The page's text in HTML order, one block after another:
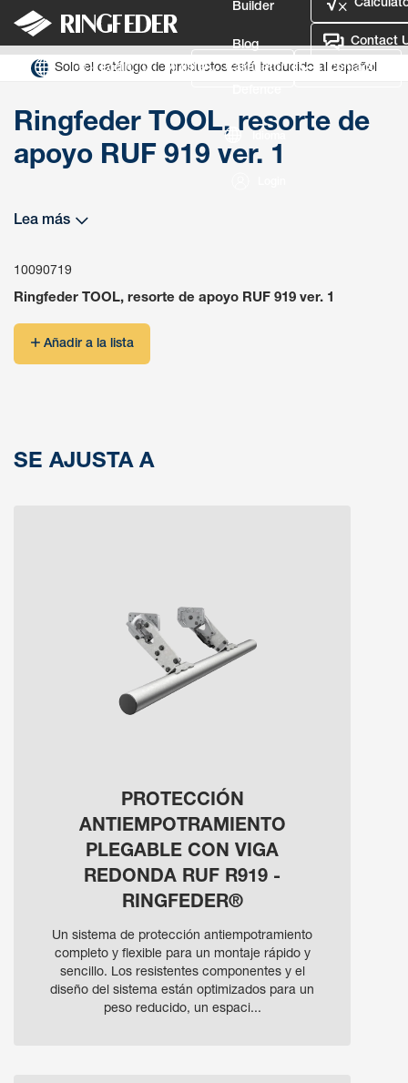
Builder
Blog Contact
Login Mi lista Calculator Contact Us
Solo el catálogo de productos está traducido al español
Ringfeder TOOL, resorte de apoyo RUF 919 ver. 1
Ringfeder TOOL, resorte de
apoyo RUF 919 ver. 1
Lea más
10090719
Ringfeder TOOL, resorte de apoyo RUF 919 ver. 1
Añadir a la lista
SE AJUSTA A
PROTECCIÓN
ANTIEMPOTRAMIENTO
PLEGABLE CON VIGA
REDONDA RUF R919 -
RINGFEDER®
Un sistema de protección antiempotramiento
completo y flexible para un montaje rápido y
sencillo. Los resistentes componentes y el
diseño del sistema están optimizados para un
peso reducido, un espaci...